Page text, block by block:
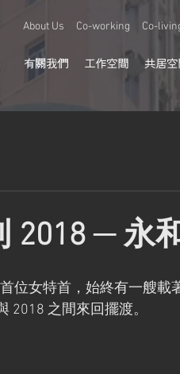
有關我們 工作空間 共居空
About Us Co-working Co-
2018 ─ 永
位女特首，始終有一艘載
2018 之間來回擺渡。